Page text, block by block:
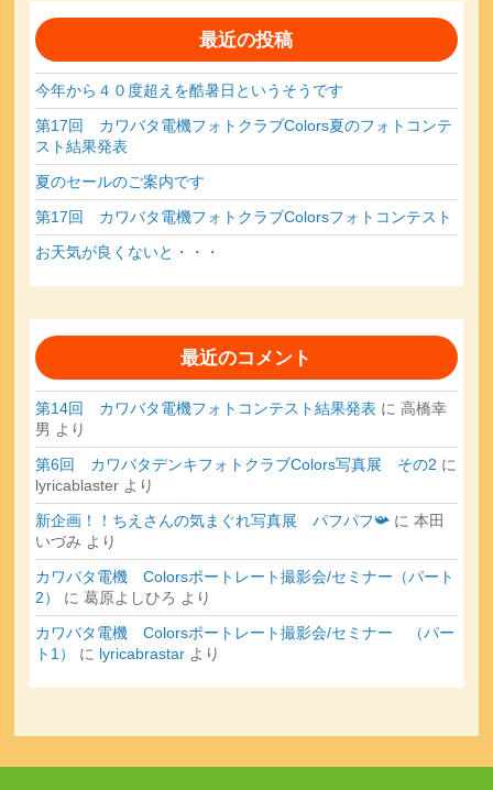
カ
イ
ブ
最近の投稿
今年から４０度超えを酷暑日というそうです
第17回 カワバタ電機フォトクラブColors夏のフォトコンテ
スト結果発表
夏のセールのご案内です
第17回 カワバタ電機フォトクラブColorsフォトコンテスト
お天気が良くないと・・・
最近のコメント
第14回 カワバタ電機フォトコンテスト結果発表 に高橋幸
男 より
第6回 カワバタデンキフォトクラブColors写真展 その2 に
lyricablaster より
新企画！！ちえさんの気まぐれ写真展 パフパフ📯 に本田
いづみ より
カワバタ電機 Colorsポートレート撮影会/セミナー（パート
2）
に葛原よしひろ より
カワバタ電機 Colorsポートレート撮影会/セミナー （パー
ト1）
に lyricabrastar より